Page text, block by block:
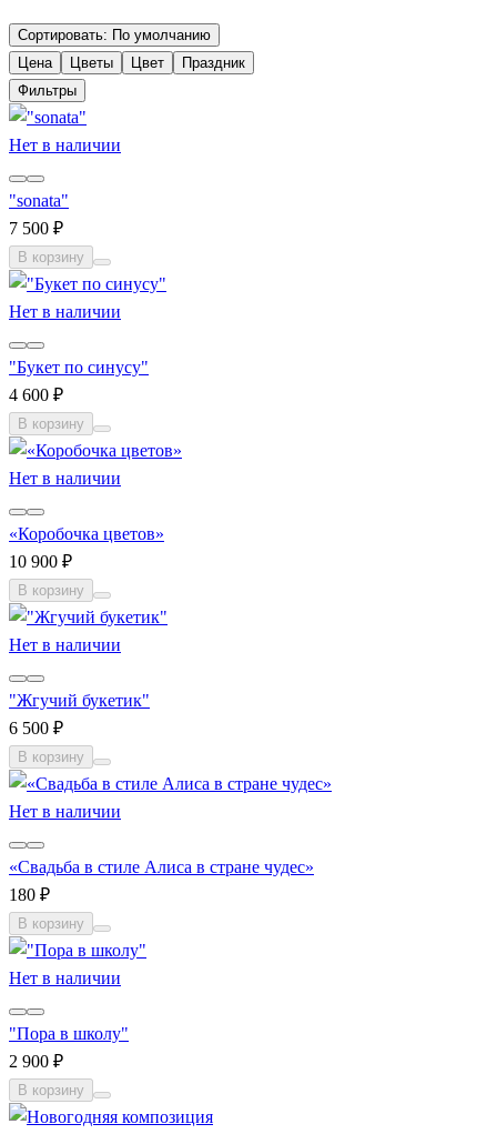
Сортировать: По умолчанию
Цена
Цветы Цвет
Праздник
Фильтры
Нет в наличии
"sonata"
7 500 ₽
В корзину
Нет в наличии
"Букет по синусу"
4 600 ₽
В корзину
Нет в наличии
«Коробочка цветов»
10 900 ₽
В корзину
Нет в наличии
"Жгучий букетик"
6 500 ₽
В корзину
Нет в наличии
«Свадьба в стиле Алиса в стране чудес»
180 ₽
В корзину
Нет в наличии
"Пора в школу"
2 900 ₽
В корзину